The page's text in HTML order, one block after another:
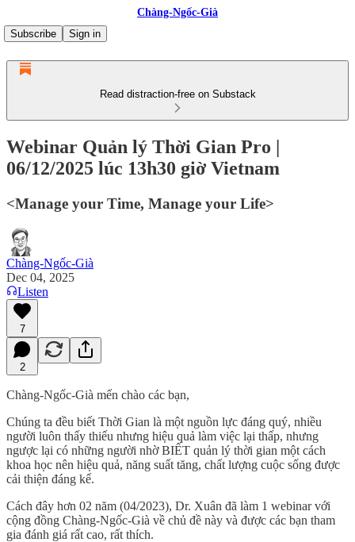
Chàng-Ngốc-Già
Subscribe
Sign in
Read distraction-free on Substack
Webinar Quản lý Thời Gian Pro |
06/12/2025 lúc 13h30 giờ Vietnam
<Manage your Time, Manage your Life>
Chàng-Ngốc-Già
Dec 04, 2025
Listen
7
2
Chàng-Ngốc-Già mến chào các bạn,
Chúng ta đều biết Thời Gian là một nguồn lực đáng quý, nhiều
người luôn thấy thiếu nhưng hiệu quả làm việc lại thấp, nhưng
ngược lại có những người nhờ BIẾT quản lý thời gian một cách
khoa học nên hiệu quả, năng suất tăng, chất lượng cuộc sống được
cải thiện đáng kể.
Cách đây hơn 02 năm (04/2023), Dr. Xuân đã làm 1 webinar với
cộng đồng Chàng-Ngốc-Già về chủ đề này và được các bạn tham
gia đánh giá rất cao, rất thích.